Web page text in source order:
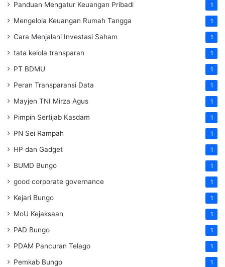
Panduan Mengatur Keuangan Pribadi 1
Mengelola Keuangan Rumah Tangga 1
Cara Menjalani Investasi Saham 1
tata kelola transparan 1
PT BDMU 1
Peran Transparansi Data 1
Mayjen TNI Mirza Agus 1
Pimpin Sertijab Kasdam 1
PN Sei Rampah 1
HP dan Gadget 1
BUMD Bungo 1
good corporate governance 1
Kejari Bungo 1
MoU Kejaksaan 1
PAD Bungo 1
PDAM Pancuran Telago 1
Pemkab Bungo 1